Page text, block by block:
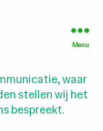
Menu
waar
stellen wij het
bespreekt.